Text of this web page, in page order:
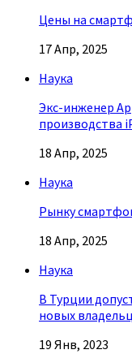
Цены на
17 Апр, 2025
Наука
Экс-инженер
производства
18 Апр, 2025
Наука
Рынку
18 Апр, 2025
Наука
В Турции
новых
19 Янв, 2023